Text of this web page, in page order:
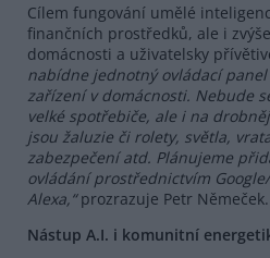
Cílem fungování umělé
finančních prostředků, ale i
domácnosti a uživatelsky
nabídne jednotný ovládací
zařízení v domácnosti. Nebude
velké spotřebiče, ale i na
jsou žaluzie či rolety, světla,
zabezpečení atd. Plánujeme
ovládání prostřednictvím
Alexa,“prozrazuje Petr Němeček.
Nástup A.I. i komunitní